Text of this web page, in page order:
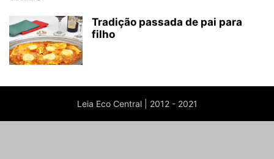
Tradição passada de pai para
filho
Leia Eco Central | 2012 - 2021